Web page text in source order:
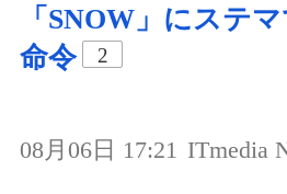
「SNOW」にステ
命令
2
08月06日 17:21 ITmedia